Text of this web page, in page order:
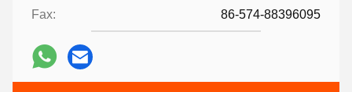
Fax: 86-574-88396095